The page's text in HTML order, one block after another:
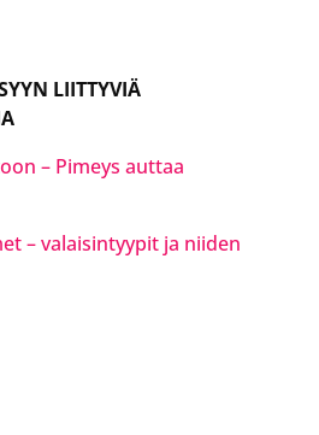
LIITTYVIÄ
– Pimeys auttaa
– valaisintyypit ja niiden